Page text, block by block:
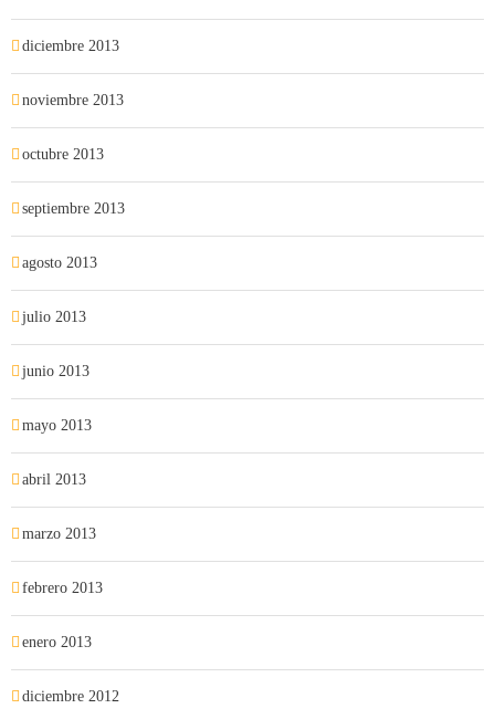
diciembre 2013
noviembre 2013
octubre 2013
septiembre 2013
agosto 2013
julio 2013
junio 2013
mayo 2013
abril 2013
marzo 2013
febrero 2013
enero 2013
diciembre 2012